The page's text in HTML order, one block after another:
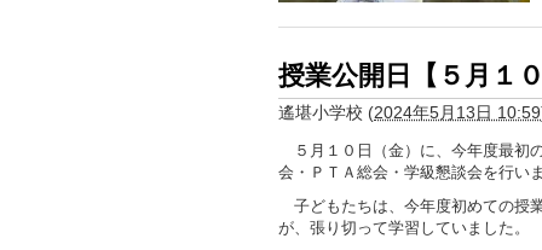
授業公開日【５月１
遙堪小学校 (2024年5月13日 10:59
５月１０日（金）に、今年度最初
会・ＰＴＡ総会・学級懇談会を行い
子どもたちは、今年度初めての授
が、張り切って学習していました。